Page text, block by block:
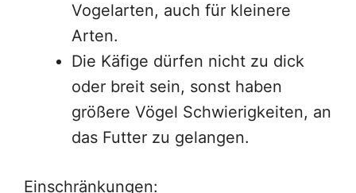
Vogelarten, auch für kleinere
Arten.
Die Käfige dürfen nicht zu dick
oder breit sein, sonst haben
größere Vögel Schwierigkeiten, an
das Futter zu gelangen.
Einschränkungen: